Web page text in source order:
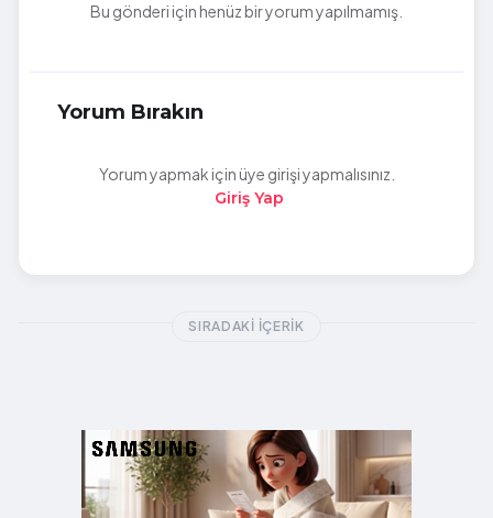
Bu gönderi için henüz bir yorum yapılmamış.
Yorum Bırakın
Yorum yapmak için üye girişi yapmalısınız.
Giriş Yap
SIRADAKI İÇERIK